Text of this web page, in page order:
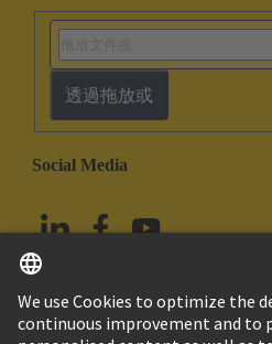
透過拖放或
Social Media
中國香港 繁体中文